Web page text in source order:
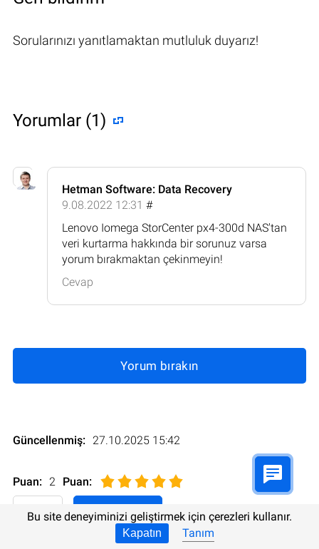
Sorularınızı yanıtlamaktan mutluluk duyarız!
Yorumlar (1)
Hetman Software: Data Recovery
9.08.2022 12:31 #
Lenovo Iomega StorCenter px4-300d NAS'tan
veri kurtarma hakkında bir sorunuz varsa
yorum bırakmaktan çekinmeyin!
Cevap
Yorum bırakın
Güncellenmiş: 27.10.2025 15:42
Puan: 2 Puan:
Bu site deneyiminizi geliştirmek için çerezleri kullanır.
Kapatın Tanım